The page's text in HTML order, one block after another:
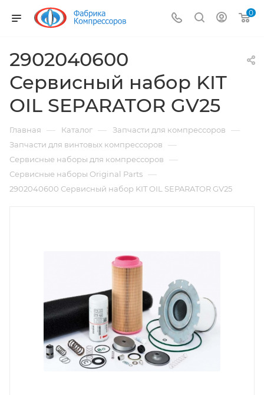
0
2902040600
Сервисный набор KIT
OIL SEPARATOR GV25
Главная — Каталог — Запчасти для компрессоров —
Запчасти для винтовых компрессоров —
Сервисные наборы для компрессоров —
Сервисные наборы Original Parts —
2902040600 Сервисный набор KIT OIL SEPARATOR GV25